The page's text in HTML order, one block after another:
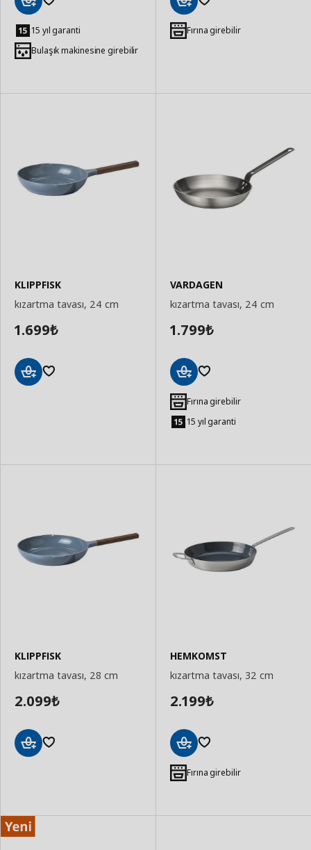
Ekle 15 yıl garanti
Bulaşık makinesine girebilir
Ekle Fırına girebilir
KLIPPFISK
kızartma tavası, 24 cm
1.699₺
VARDAGEN
kızartma tavası, 24 cm
1.799₺
Ekle Fırına girebilir
15 yıl garanti
KLIPPFISK
kızartma tavası, 28 cm
2.099₺
HEMKOMST
kızartma tavası, 32 cm
2.199₺
Ekle Fırına girebilir